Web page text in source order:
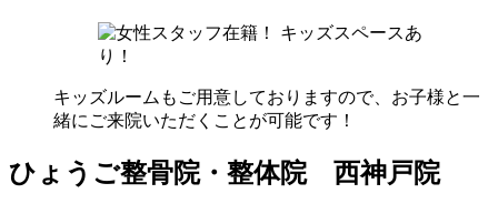
キッズルームもご用意しておりますので、お子様と一
緒にご来院いただくことが可能です！
ひょうご整骨院・整体院 西神戸院